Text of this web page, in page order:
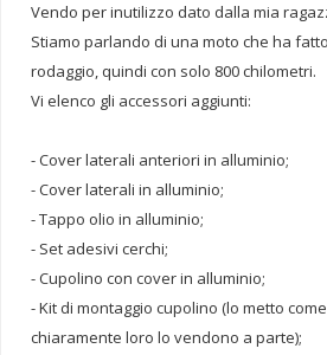
Vendo per inutilizzo dato dalla mia
Stiamo parlando di una moto che ha
rodaggio, quindi con solo 800 chilometri.
Vi elenco gli accessori aggiunti:
- Cover laterali anteriori in alluminio;
- Cover laterali in alluminio;
- Tappo olio in alluminio;
- Set adesivi cerchi;
- Cupolino con cover in alluminio;
- Kit di montaggio cupolino (lo metto
chiaramente loro lo vendono a parte);